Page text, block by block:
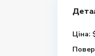
Ціна: